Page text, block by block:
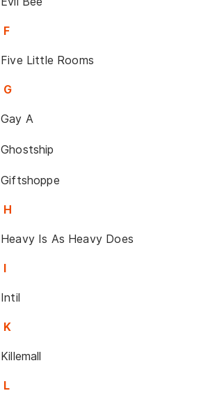
F
Five Little Rooms
G
Gay A
Ghostship
Giftshoppe
H
Heavy Is As Heavy Does
I
Intil
K
Killemall
L